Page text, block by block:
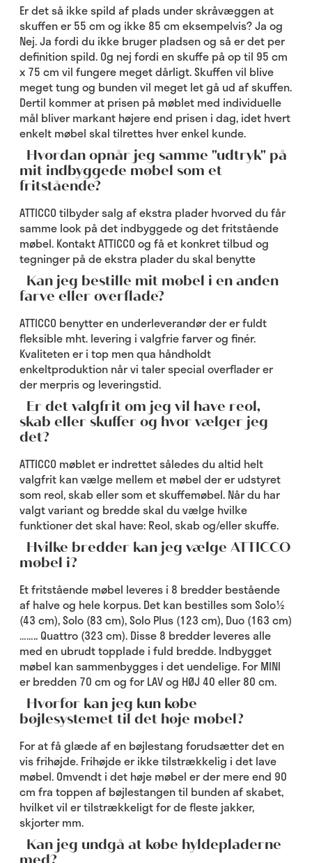
Er det så ikke spild af plads under skråvæggen at
skuffen er 55 cm og ikke 85 cm eksempelvis? Ja og
Nej. Ja fordi du ikke bruger pladsen og så er det per
definition spild. Og nej fordi en skuffe på op til 95 cm
x 75 cm vil fungere meget dårligt. Skuffen vil blive
meget tung og bunden vil meget let gå ud af skuffen.
Dertil kommer at prisen på møblet med individuelle
mål bliver markant højere end prisen i dag, idet hvert
enkelt møbel skal tilrettes hver enkel kunde.
Hvordan opnår jeg samme "udtryk" på
mit indbyggede møbel som et
fritstående?
ATTICCO tilbyder salg af ekstra plader hvorved du får
samme look på det indbyggede og det fritstående
møbel. Kontakt ATTICCO og få et konkret tilbud og
tegninger på de ekstra plader du skal benytte
Kan jeg bestille mit møbel i en anden
farve eller overflade?
ATTICCO benytter en underleverandør der er fuldt
fleksible mht. levering i valgfrie farver og finér.
Kvaliteten er i top men qua håndholdt
enkeltproduktion når vi taler special overflader er
der merpris og leveringstid.
Er det valgfrit om jeg vil have reol,
skab eller skuffer og hvor vælger jeg
det?
ATTICCO møblet er indrettet således du altid helt
valgfrit kan vælge mellem et møbel der er udstyret
som reol, skab eller som et skuffemøbel. Når du har
valgt variant og bredde skal du vælge hvilke
funktioner det skal have: Reol, skab og/eller skuffe.
Hvilke bredder kan jeg vælge ATTICCO
møbel i?
Et fritstående møbel leveres i 8 bredder bestående
af halve og hele korpus. Det kan bestilles som Solo½
(43 cm), Solo (83 cm), Solo Plus (123 cm), Duo (163 cm)
…….. Quattro (323 cm). Disse 8 bredder leveres alle
med en ubrudt topplade i fuld bredde. Indbygget
møbel kan sammenbygges i det uendelige. For MINI
er bredden 70 cm og for LAV og HØJ 40 eller 80 cm.
Hvorfor kan jeg kun købe
bøjlesystemet til det høje møbel?
For at få glæde af en bøjlestang forudsætter det en
vis frihøjde. Frihøjde er ikke tilstrækkelig i det lave
møbel. Omvendt i det høje møbel er der mere end 90
cm fra toppen af bøjlestangen til bunden af skabet,
hvilket vil er tilstrækkeligt for de fleste jakker,
skjorter mm.
Kan jeg undgå at købe hyldepladerne